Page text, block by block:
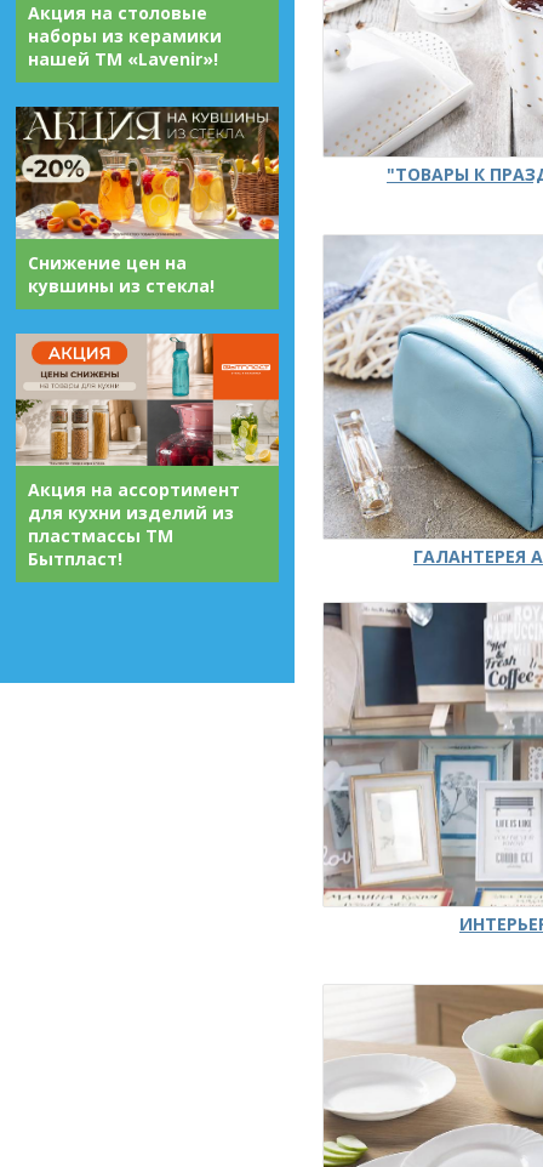
Акция на столовые
наборы из керамики
нашей ТМ «Lavenir»!
Снижение цен на
кувшины из стекла!
Акция на ассортимент
для кухни изделий из
пластмассы ТМ
Бытпласт!
"ТОВАРЫ К
ГАЛАНТЕРЕЯ